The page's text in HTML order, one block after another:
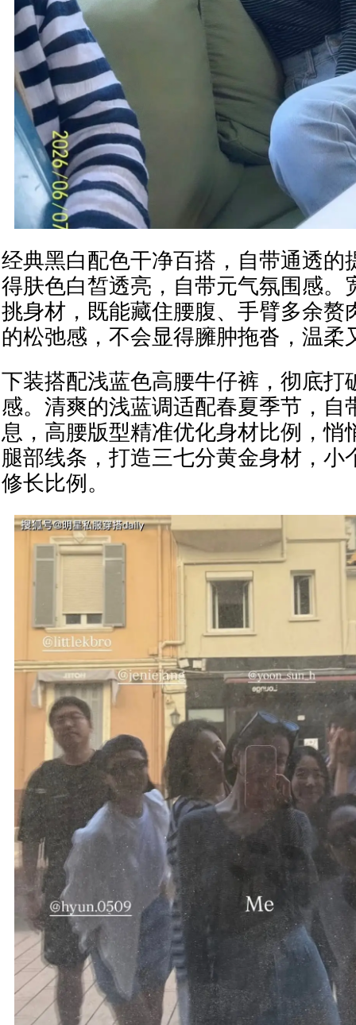
经典黑白配色干净百搭，自带通透的
得肤色白皙透亮，自带元气氛围感。
挑身材，既能藏住腰腹、手臂多余赘
的松弛感，不会显得臃肿拖沓，温柔
下装搭配浅蓝色高腰牛仔裤，彻底打
感。清爽的浅蓝调适配春夏季节，自
息，高腰版型精准优化身材比例，悄
腿部线条，打造三七分黄金身材，小
修长比例。